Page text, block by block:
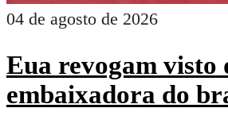
04 de agosto de 2026
Eua revogam visto
embaixadora do